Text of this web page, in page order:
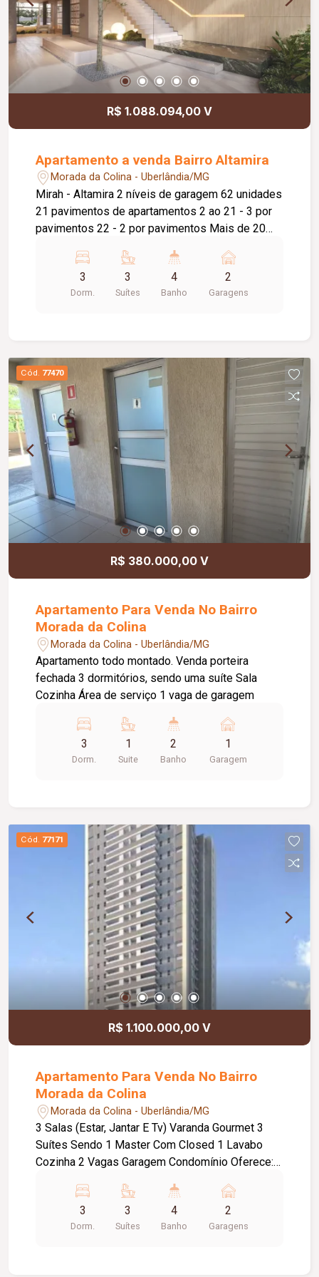
R$ 1.088.094,00 V
Apartamento a venda Bairro Altamira
Morada da Colina - Uberlândia/MG
Mirah - Altamira 2 níveis de garagem 62 unidades
21 pavimentos de apartamentos 2 ao 21 - 3 por
pavimentos 22 - 2 por pavimentos Mais de 20
gourmet 130m² final 2 - 3 suites, varanda
gourmet 135m² final 1 - 3 suítes, varanda
gourmet Entrega em 42 meses
3
Dorm.
3
Suítes
4
Banho
2
Garagens
Cód. 77470
R$ 380.000,00 V
Apartamento Para Venda No Bairro
Morada da Colina
Morada da Colina - Uberlândia/MG
Apartamento todo montado. Venda porteira
fechada 3 dormitórios, sendo uma suíte Sala
Cozinha Área de serviço 1 vaga de garagem
3
Dorm.
1
Suite
2
Banho
1
Garagem
Cód. 77171
R$ 1.100.000,00 V
Apartamento Para Venda No Bairro
Morada da Colina
Morada da Colina - Uberlândia/MG
3 Salas (Estar, Jantar E Tv) Varanda Gourmet 3
Suítes Sendo 1 Master Com Closed 1 Lavabo
Cozinha 2 Vagas Garagem Condomínio Oferece:
Espaço Gourmet Com Churrasqueira, Salão De
Festas, Salão De Jogos, Quadra, Playground,
Espaço Pet ,Entre Outros Diferenciais Lavanderia
3
Dorm.
3
Suítes
4
Banho
2
Garagens